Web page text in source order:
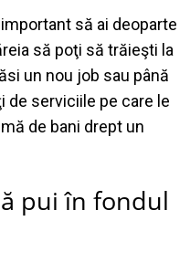
să ai deoparte
să poţi să trăieşti la
un nou job sau până
de serviciile pe care le
de bani drept un
pui în fondul